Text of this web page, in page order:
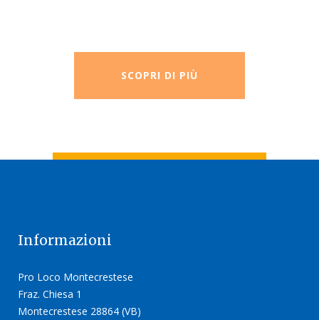
SCOPRI DI PIÙ
Informazioni
Pro Loco Montecrestese
Fraz. Chiesa 1
Montecrestese 28864 (VB)